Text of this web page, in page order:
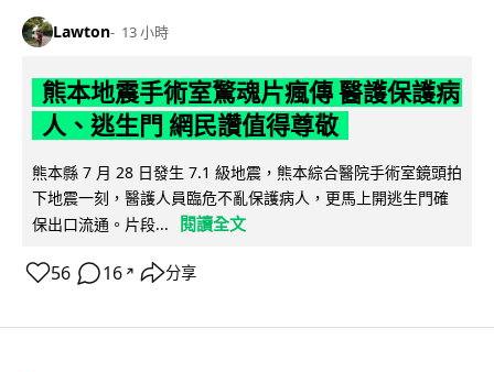
Lawton 13 小時
熊本地震手術室驚魂片瘋傳 醫護保護病
人、逃生門 網民讚值得尊敬
熊本縣 7 月 28 日發生 7.1 級地震，熊本綜合醫院手術室鏡頭拍
下地震一刻，醫護人員臨危不亂保護病人，更馬上開逃生門確
保出口流通。片段...
閱讀全文
56 16 ↗ 分享